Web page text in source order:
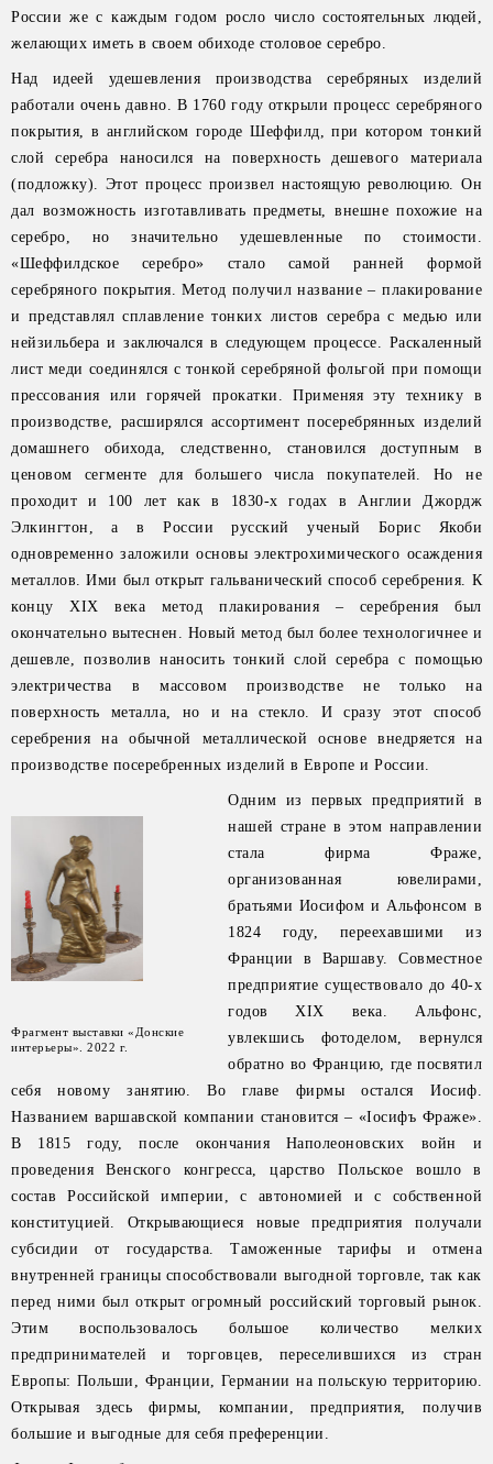
России же с каждым годом росло число состоятельных людей,
желающих иметь в своем обиходе столовое серебро.
Над идеей удешевления производства серебряных изделий
работали очень давно. В 1760 году открыли процесс серебряного
покрытия, в английском городе Шеффилд, при котором тонкий
слой серебра наносился на поверхность дешевого материала
(подложку). Этот процесс произвел настоящую революцию. Он
дал возможность изготавливать предметы, внешне похожие на
серебро, но значительно удешевленные по стоимости.
«Шеффилдское серебро» стало самой ранней формой
серебряного покрытия. Метод получил название – плакирование
и представлял сплавление тонких листов серебра с медью или
нейзильбера и заключался в следующем процессе. Раскаленный
лист меди соединялся с тонкой серебряной фольгой при помощи
прессования или горячей прокатки. Применяя эту технику в
производстве, расширялся ассортимент посеребрянных изделий
домашнего обихода, следственно, становился доступным в
ценовом сегменте для большего числа покупателей. Но не
проходит и 100 лет как в 1830-х годах в Англии Джордж
Элкингтон, а в России русский ученый Борис Якоби
одновременно заложили основы электрохимического осаждения
металлов. Ими был открыт гальванический способ серебрения. К
концу XIX века метод плакирования – серебрения был
окончательно вытеснен. Новый метод был более технологичнее и
дешевле, позволив наносить тонкий слой серебра с помощью
электричества в массовом производстве не только на
поверхность металла, но и на стекло. И сразу этот способ
серебрения на обычной металлической основе внедряется на
производстве посеребренных изделий в Европе и России.
Фрагмент выставки «Донские
интерьеры». 2022 г.
Одним из первых предприятий в
нашей стране в этом направлении
стала фирма Фраже,
организованная ювелирами,
братьями Иосифом и Альфонсом в
1824 году, переехавшими из
Франции в Варшаву. Совместное
предприятие существовало до 40-х
годов XIX века. Альфонс,
увлекшись фотоделом, вернулся
обратно во Францию, где посвятил
себя новому занятию. Во главе фирмы остался Иосиф.
Названием варшавской компании становится – «Iосифъ Фраже».
В 1815 году, после окончания Наполеоновских войн и
проведения Венского конгресса, царство Польское вошло в
состав Российской империи, с автономией и с собственной
конституцией. Открывающиеся новые предприятия получали
субсидии от государства. Таможенные тарифы и отмена
внутренней границы способствовали выгодной торговле, так как
перед ними был открыт огромный российский торговый рынок.
Этим воспользовалось большое количество мелких
предпринимателей и торговцев, переселившихся из стран
Европы: Польши, Франции, Германии на польскую территорию.
Открывая здесь фирмы, компании, предприятия, получив
большие и выгодные для себя преференции.